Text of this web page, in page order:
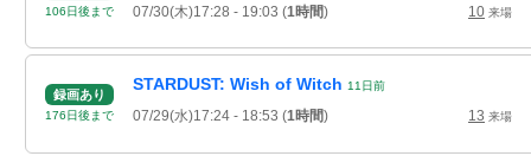
106日後 まで 07/30(木)17:28 - 19:03 (1時間) 10 来場
録画あり
176日後 まで
STARDUST: Wish of Witch 11 日前
07/29(水)17:24 - 18:53 (1時間) 13 来場